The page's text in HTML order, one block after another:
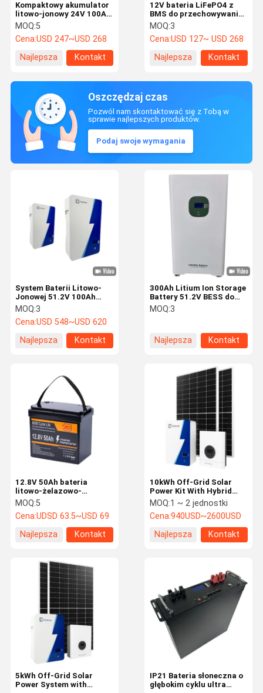
Do Domu
Wycieczka
Kompaktowy akumulator
litowo-jonowy 24V 100Ah
Duża pojemność
magazynowanie energii
MOQ:5
Cena:USD 247~USD 268
Najlepsza
Kontakt
12V bateria LiFePO4 z
BMS do przechowywania
energii w domu
MOQ:3
Cena:USD 127~ USD 268
Najlepsza
Kontakt
Oszczędzaj czas
Pozwól nam skontaktować się z Tobą w
sprawie najlepszych produktów.
Podaj swoje wymagania
300Ah Litium Ion Storage
Battery 51.2V BESS do
domowego i
komercyjnego backupu
MOQ:3
Najlepsza
Kontakt
System Baterii Litowo-
Jonowej 51.2V 100Ah
Konstrukcja Modułowa do
Zasilania Solarnego i
Awaryjnego
MOQ:3
Cena:USD 548~USD 620
Najlepsza
Kontakt
10kWh Off-Grid Solar
Power Kit With Hybrid
Inverter And Lithium
Battery Storage
MOQ:1 ~ 2 jednostki
Cena:940USD~2600USD
Najlepsza
Kontakt
12.8V 50Ah bateria
litowo-żelazowo-
fosforanowa dla
domowego
magazynowania energii
MOQ:5
Cena:UDSD 63.5~USD 69
Najlepsza
Kontakt
IP21 Bateria słoneczna o
głębokim cyklu ultra
5kWh Off-Grid Solar
Power System with